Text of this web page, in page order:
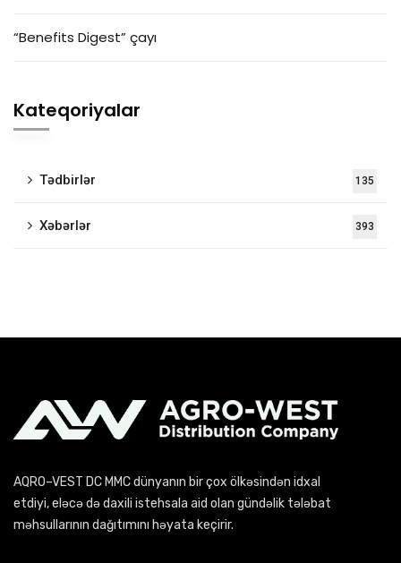
“Benefits Digest” çayı
Kateqoriyalar
Tədbirlər 135
Xəbərlər 393
AQRO–VEST DC MMC dünyanın bir çox ölkəsindən idxal
etdiyi, eləcə də daxili istehsala aid olan gündəlik tələbat
məhsullarının dağıtımını həyata keçirir.